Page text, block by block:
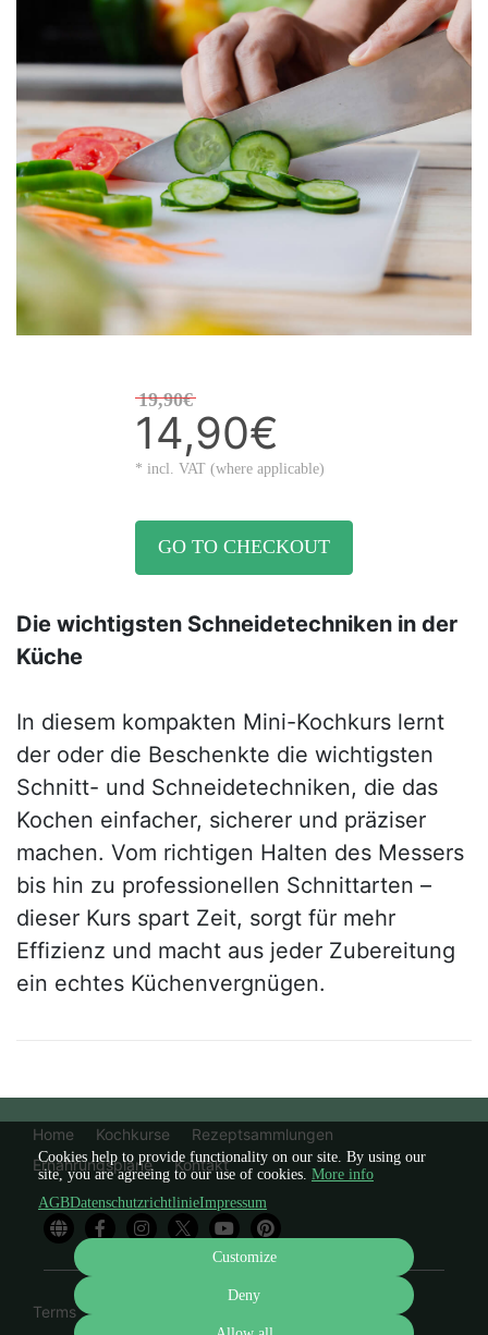
19,90€
14,90€
* incl. VAT (where applicable)
GO TO CHECKOUT
Die wichtigsten Schneidetechniken in der
Küche
In diesem kompakten Mini-Kochkurs lernt
der oder die Beschenkte die wichtigsten
Schnitt- und Schneidetechniken, die das
Kochen einfacher, sicherer und präziser
machen. Vom richtigen Halten des Messers
bis hin zu professionellen Schnittarten –
dieser Kurs spart Zeit, sorgt für mehr
Effizienz und macht aus jeder Zubereitung
ein echtes Küchenvergnügen.
Home Kochkurse
Rezeptsammlungen
Ernährungspläne
Kontakt
Terms
Cookies help to provide functionality on our site. By using our
site, you are agreeing to our use of cookies. More info
AGBDatenschutzrichtlinieImpressum
Customize
Deny